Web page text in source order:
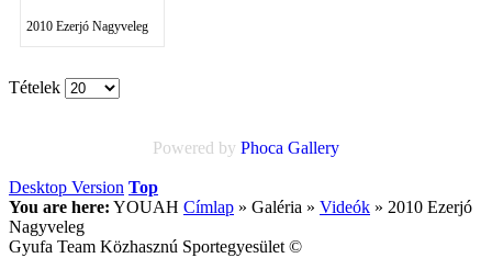
2010 Ezerjó Nagyveleg
Tételek
Powered by Phoca Gallery
Desktop Version Top
You are here: YOUAH Címlap » Galéria » Videók » 2010 Ezerjó
Nagyveleg
Gyufa Team Közhasznú Sportegyesület ©